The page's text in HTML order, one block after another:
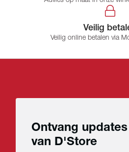
Veilig
Veilig online betalen via
Ontvang
van D'Store